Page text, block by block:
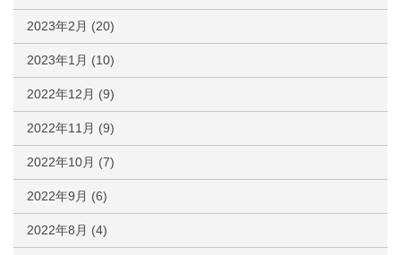
2023年2月 (20)
2023年1月 (10)
2022年12月 (9)
2022年11月 (9)
2022年10月 (7)
2022年9月 (6)
2022年8月 (4)